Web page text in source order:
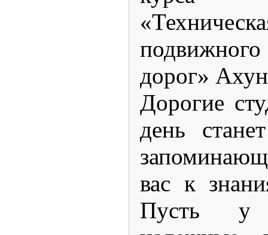
подвижного
дорог»
Дорогие
день
вас к
Пусть у